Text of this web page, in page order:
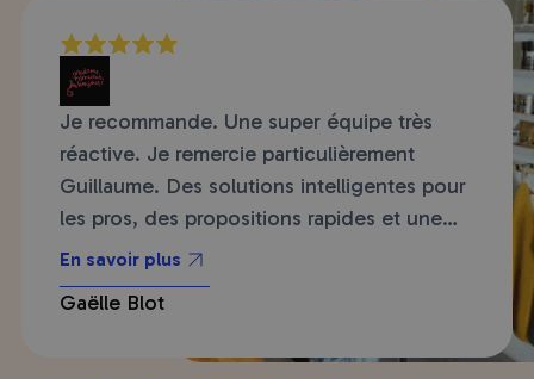
Je recommande. Une super équipe très
réactive. Je remercie particulièrement
Guillaume. Des solutions intelligentes pour
les pros, des propositions rapides et une
écoute. Des cafés de qualité avec le
nécessaire pour l'entretien de la machine.
Bref je ne changerai pas car tout le monde
En savoir plus
Gaëlle Blot